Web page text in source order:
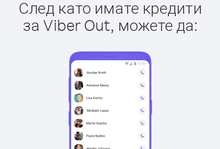
След като имате кредити
за Viber Out, можете да: